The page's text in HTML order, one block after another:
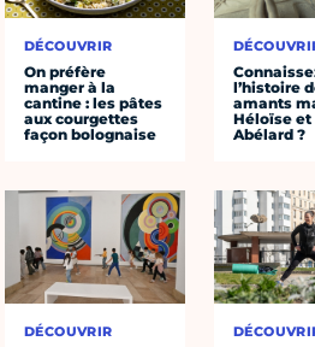
DÉCOUVRIR
On préfère
manger à la
cantine : les pâtes
aux courgettes
façon bolognaise
DÉCOUVRIR
l’histoire
amants
Héloïse et
Abélard ?